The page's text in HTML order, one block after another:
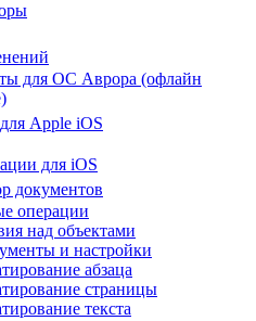
для ОС Аврора (офлайн
Apple iOS
для iOS
документов
операции
над объектами
и настройки
абзаца
страницы
текста